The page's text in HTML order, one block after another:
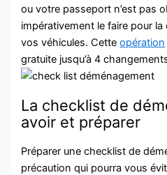
ou votre passeport n’est pas
impérativement le faire pour
vos véhicules. Cetteopération
gratuite jusqu’à 4
La checklist de
avoir et préparer
Préparer une checklist de
précaution qui pourra vous